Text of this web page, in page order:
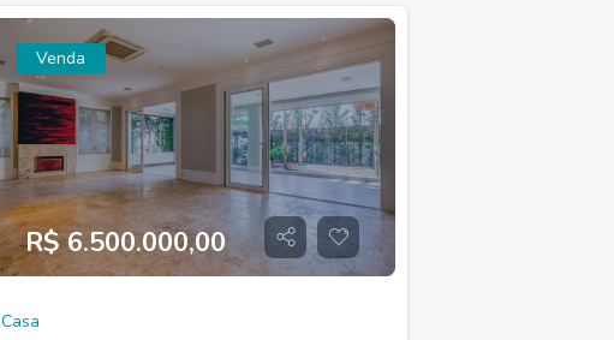
Venda
R$ 6.500.000,00
Casa